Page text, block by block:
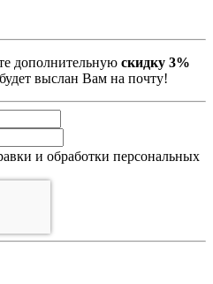
дополнительную скидку 3%
выслан Вам на почту!
и обработки персональных